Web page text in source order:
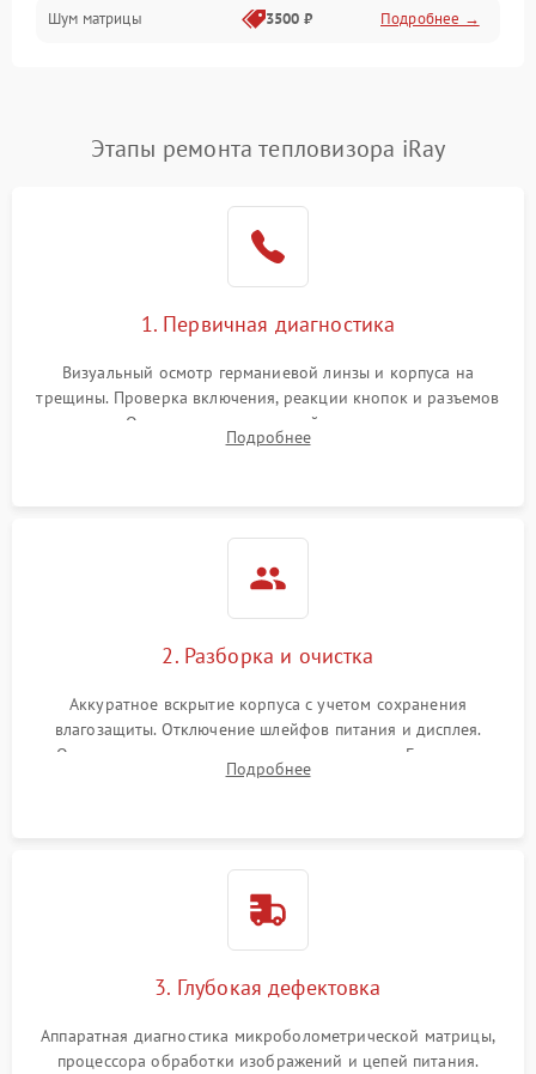
Проблемы питания
Сбои коммуникаций и интерфейсов
Экран (дисплей)
Шум матрицы 3500 ₽ Подробнее →
Этапы ремонта тепловизора iRay
1. Первичная диагностика
Визуальный осмотр германиевой линзы и корпуса на
трещины. Проверка включения, реакции кнопок и разъемов
зарядки. Оценка вывода тепловой сигнатуры на экран,
проверка базовых функций и считывание системных
Подробнее
2. Разборка и очистка
Аккуратное вскрытие корпуса с учетом сохранения
влагозащиты. Отключение шлейфов питания и дисплея.
Очистка внутренних плат от окислов и пыли. Бережная
обработка германиевого объектива специализированными
Подробнее
3. Глубокая дефектовка
Аппаратная диагностика микроболометрической матрицы,
процессора обработки изображений и цепей питания.